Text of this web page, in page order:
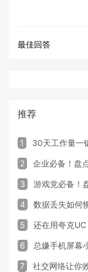
最佳回答
推荐
1 30天工作量一
2 企业必备！盘
3 游戏党必备！
4 数据丢失如何
5 还在用夸克
6 总嫌手机屏幕
7 社交网络让你